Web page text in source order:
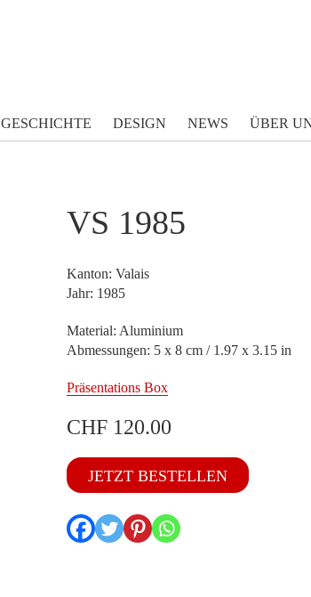
GESCHICHTE DESIGN NEWS ÜBER
VS 1985
Kanton: Valais
Jahr: 1985
Material: Aluminium
Abmessungen: 5 x 8 cm / 1.97 x 3.15 in
Präsentations Box
CHF 120.00
VS
1985
Menge
JETZT BESTELLEN